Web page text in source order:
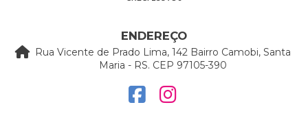
ENDEREÇO
Rua Vicente de Prado Lima, 142 Bairro Camobi, Santa
Maria - RS. CEP 97105-390